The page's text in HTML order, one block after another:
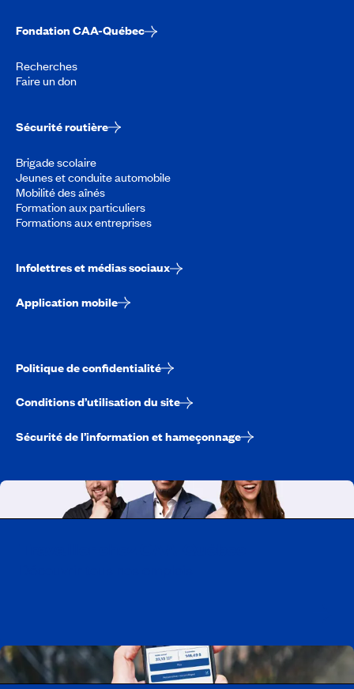
Fondation CAA-Québec
Recherches
Faire un don
Sécurité routière
Brigade scolaire
Jeunes et conduite automobile
Mobilité des aînés
Formation aux particuliers
Formations aux entreprises
Infolettres et médias sociaux
Application mobile
Politique de confidentialité
Conditions d’utilisation du site
Sécurité de l’information et hameçonnage